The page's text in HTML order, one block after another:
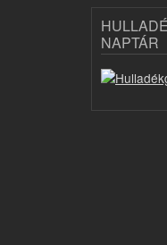
NAPTÁR